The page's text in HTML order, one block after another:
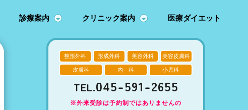
診療案内 クリニック案内 医療ダイエット
整形外科 形成外科 美容外科 美容皮膚科
皮膚科 内 科 小児科
TEL.045-591-2655
※外来受診は予約制ではありませんの